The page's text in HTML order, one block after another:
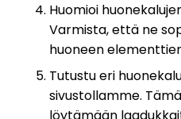
Huomioi
Varmista, että ne
huoneen
Tutustu eri
sivustollamme.